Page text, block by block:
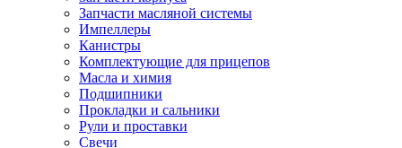
Запчасти масляной системы
Импеллеры
Канистры
Комплектующие для прицепов
Масла и химия
Подшипники
Прокладки и сальники
Рули и проставки
Свечи